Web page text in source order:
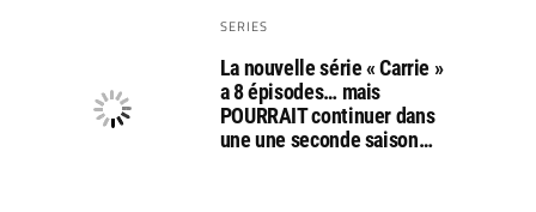
SERIES
La nouvelle série « Carrie »
a 8 épisodes… mais
POURRAIT continuer dans
une une seconde saison…